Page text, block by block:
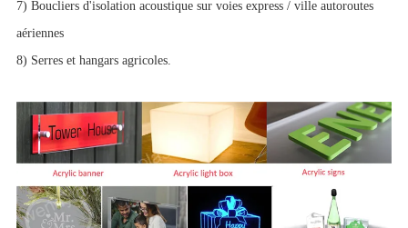
7) Boucliers d'isolation acoustique sur voies express / ville autoroutes
aériennes
8) Serres et hangars agricoles.